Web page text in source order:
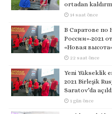
ortadan
14 saat önce
В Саратове
России»-2021
«Новая
22 saat önce
Yeni Yükseklik
2021 Birleşik
Saratov’da
1 gün önce